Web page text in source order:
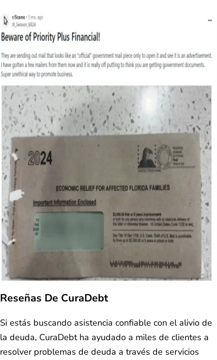
Reseñas De CuraDebt
Si estás buscando asistencia confiable con el alivio de
la deuda, CuraDebt ha ayudado a miles de clientes a
resolver problemas de deuda a través de servicios